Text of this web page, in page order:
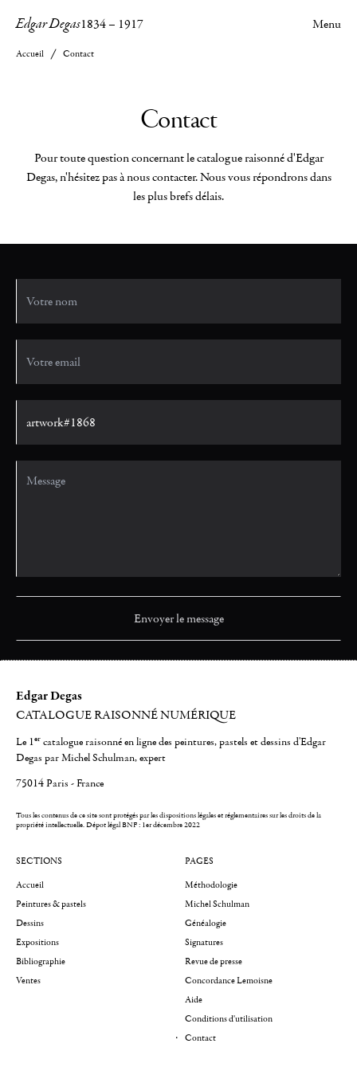
Edgar Degas1834– 1917 Menu
Accueil Contact
Contact
Pour toute question concernant le catalogue raisonné d'Edgar
Degas, n'hésitez pas à nous contacter. Nous vous répondrons dans
les plus brefs délais.
Edgar Degas
CATALOGUE RAISONNÉ NUMÉRIQUE
Le 1er catalogue raisonné en ligne des peintures, pastels et dessins d'Edgar
Degas par Michel Schulman, expert
75014 Paris - France
Tous les contenus de ce site sont protégés par les dispositions légales et réglementaires sur les droits de la
propriété intellectuelle.Dépot légal BNF : 1er décembre 2022
SECTIONS
Accueil
Peintures & pastels
Dessins
Expositions
Bibliographie
Ventes
PAGES
Méthodologie
Michel Schulman
Généalogie
Signatures
Revue de presse
Concordance Lemoisne
Aide
Conditions d'utilisation
Contact